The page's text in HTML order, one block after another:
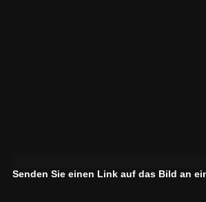
Senden Sie einen Link auf das Bild an